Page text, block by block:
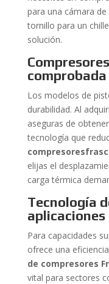
para una cámara
tornillo para un
solución.
comprobada
Los modelos de
durabilidad. Al
aseguras de
tecnología que
elijas el
carga térmica
Tecnología
Para capacidades
ofrece una
de compresores
vital para sectores